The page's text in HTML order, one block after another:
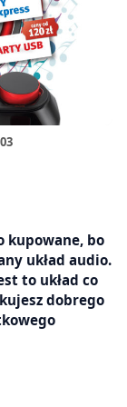
kupowane, bo
układ audio.
to układ co
dobrego